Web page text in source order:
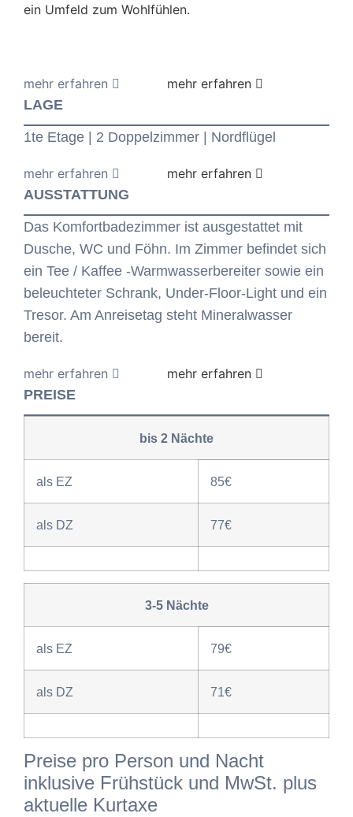
ein Umfeld zum Wohlfühlen.
LAGE
1te Etage | 2 Doppelzimmer | Nordflügel
AUSSTATTUNG
Das Komfortbadezimmer ist ausgestattet mit
Dusche, WC und Föhn. Im Zimmer befindet sich
ein Tee / Kaffee -Warmwasserbereiter sowie ein
beleuchteter Schrank, Under-Floor-Light und ein
Tresor. Am Anreisetag steht Mineralwasser
bereit.
PREISE
bis 2 Nächte
als EZ 85€
als DZ 77€
3-5 Nächte
als EZ 79€
als DZ 71€
Preise pro Person und Nacht
inklusive Frühstück und MwSt. plus
aktuelle Kurtaxe